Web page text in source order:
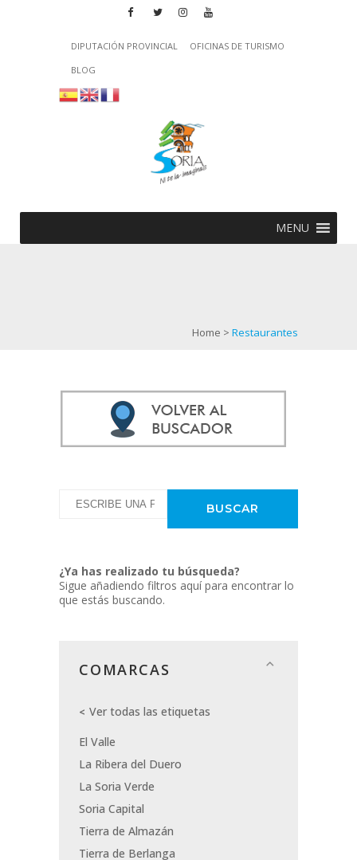
DIPUTACIÓN PROVINCIAL
OFICINAS DE TURISMO
BLOG
MENU
Home > Restaurantes
¿Ya has realizado tu búsqueda?
Sigue añadiendo filtros aquí para encontrar lo
que estás buscando.
COMARCAS
Ver todas las etiquetas
El Valle
La Ribera del Duero
La Soria Verde
Soria Capital
Tierra de Almazán
Tierra de Berlanga